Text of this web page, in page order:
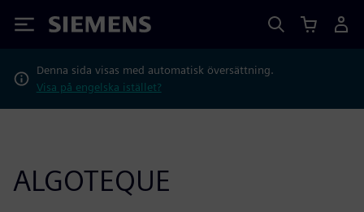
Siemens
Denna sida visas med automatisk översättning.
Visa på engelska istället?
ALGOTEQUE